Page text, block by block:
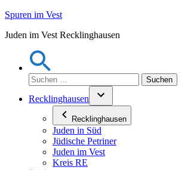
Zum
springen
Spuren im Vest
Juden im Vest Recklinghausen
Suchen
nach:
Recklinghausen
Recklinghausen
Juden in Süd
Jüdische Petriner
Juden im Vest
Kreis RE